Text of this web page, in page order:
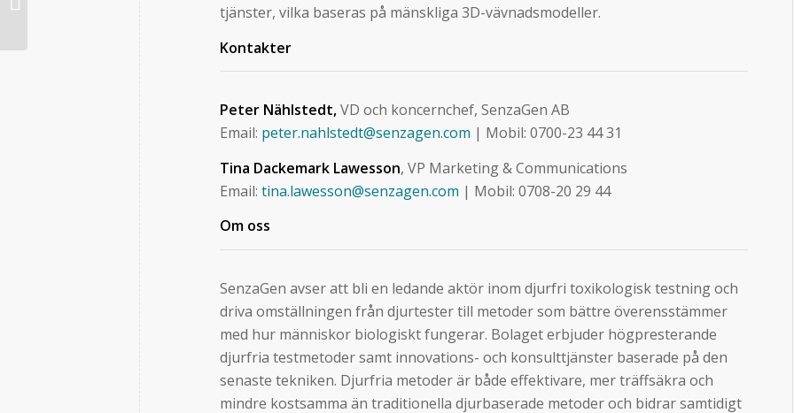
tjänster, vilka baseras på mänskliga 3D-vävnadsmodeller.
Kontakter
Peter Nählstedt,VD och koncernchef, SenzaGen AB
Email: peter.nahlstedt@senzagen.com | Mobil: 0700-23 44 31
Tina Dackemark Lawesson, VP Marketing & Communications
Email:tina.lawesson@senzagen.com | Mobil: 0708-20 29 44
Om oss
SenzaGen avser att bli en ledande aktör inom djurfri toxikologisk testning och
driva omställningen från djurtester till metoder som bättre överensstämmer
med hur människor biologiskt fungerar. Bolaget erbjuder högpresterande
djurfria testmetoder samt innovations- och konsulttjänster baserade på den
senaste tekniken. Djurfria metoder är både effektivare, mer träffsäkra och
mindre kostsamma än traditionella djurbaserade metoder och bidrar samtidigt